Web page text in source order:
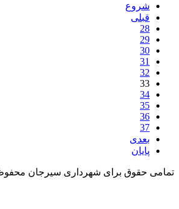
شروع
قبلی
28
29
30
31
32
33
34
35
36
37
بعدی
پایان
تمامی حقوق برای شهرداری سیرجان